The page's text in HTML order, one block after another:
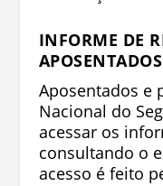
INFORME DE
Aposentados e
Nacional do
acessar os
consultando o
acesso é feito